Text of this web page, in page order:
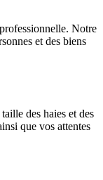
Notre
et des biens
des haies et des
que vos attentes